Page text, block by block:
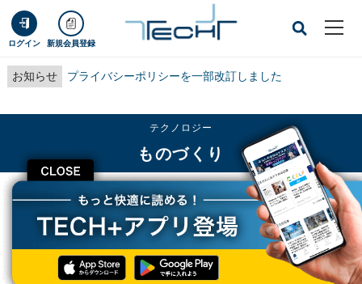
ログイン 新規会員登録
お知らせ プライバシーポリシーを一部改訂しました
CLOSE
テクノロジー
ものづくり
TECH+ テクノロジー
ものづくり
大阪の新興アニメスタジオが進めたデジタル化、見えてきたメリットは? - アニ
レポート